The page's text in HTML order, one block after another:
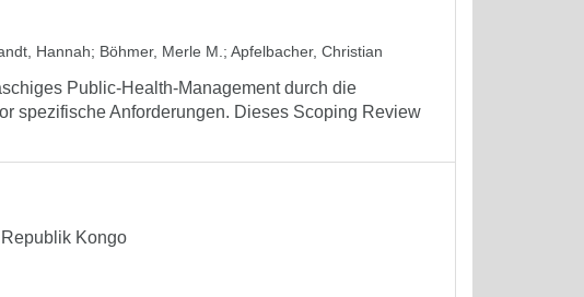
Hannah; Böhmer, Merle M. ; Apfelbacher, Christian
Public-Health-Management durch die
spezifische Anforderungen. Dieses Scoping Review
Kongo